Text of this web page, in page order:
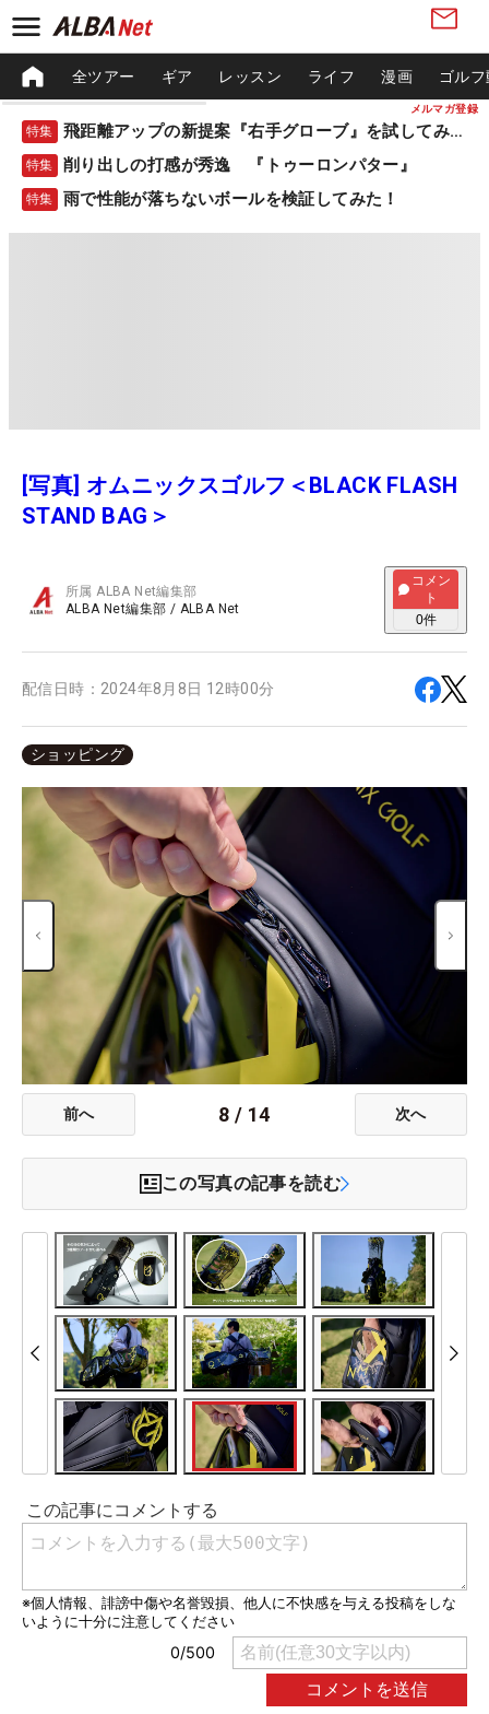
メルマガ登録
全ツアー ギア レッスン ライフ 漫画 ゴル
特集 飛距離アップの新提案『右手グローブ』を試してみた！
特集 削り出しの打感が秀逸 『トゥーロンパター』
特集 雨で性能が落ちないボールを検証してみた！
[写真] オムニックスゴルフ＜BLACK FLASH
STAND BAG＞
所属ALBA Net編集部
ALBA Net編集部 / ALBA Net
コメン
ト
0件
配信日時： 2024年8月8日 12時00分
ショッピング
前へ 8 / 14 次へ
この写真の記事を読む